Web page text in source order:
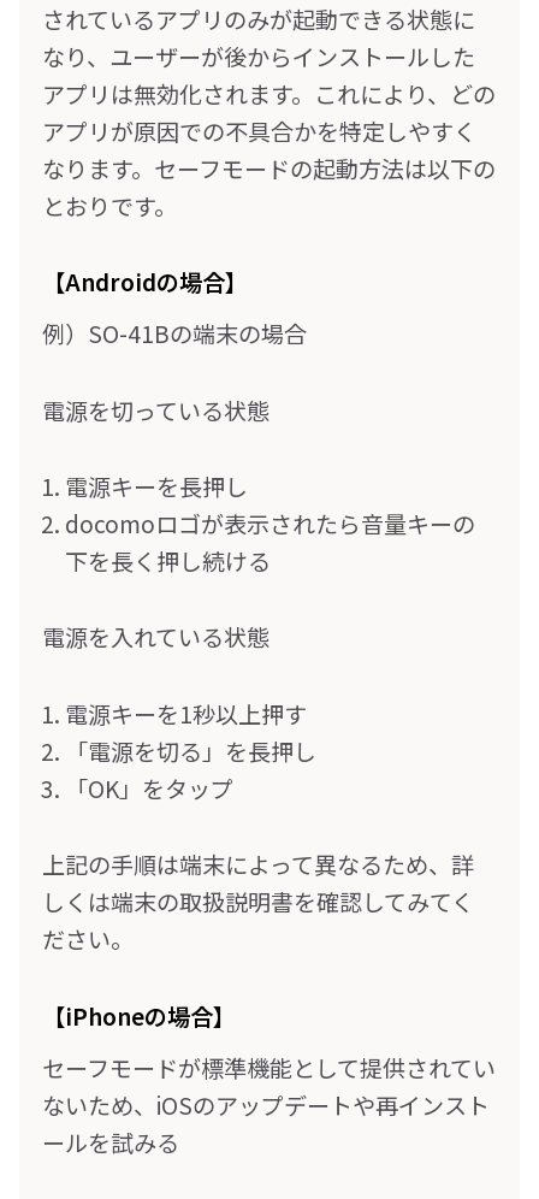
されているアプリのみが起動できる状態に
なり、ユーザーが後からインストールした
アプリは無効化されます。これにより、どの
アプリが原因での不具合かを特定しやすく
なります。セーフモードの起動方法は以下の
とおりです。
【Androidの場合】
例）SO-41Bの端末の場合
電源を切っている状態
電源キーを長押し
docomoロゴが表示されたら音量キーの
下を長く押し続ける
電源を入れている状態
電源キーを1秒以上押す
「電源を切る」を長押し
「OK」をタップ
上記の手順は端末によって異なるため、詳
しくは端末の取扱説明書を確認してみてく
ださい。
【iPhoneの場合】
セーフモードが標準機能として提供されてい
ないため、iOSのアップデートや再インスト
ールを試みる